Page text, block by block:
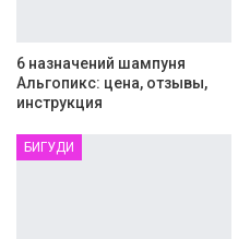
6 назначений шампуня
Альгопикс: цена, отзывы,
инструкция
БИГУДИ